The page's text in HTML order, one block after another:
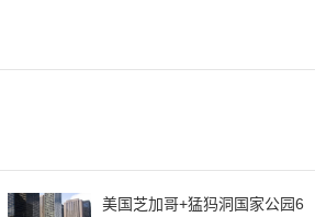
美国芝加哥+猛犸洞国家公园6